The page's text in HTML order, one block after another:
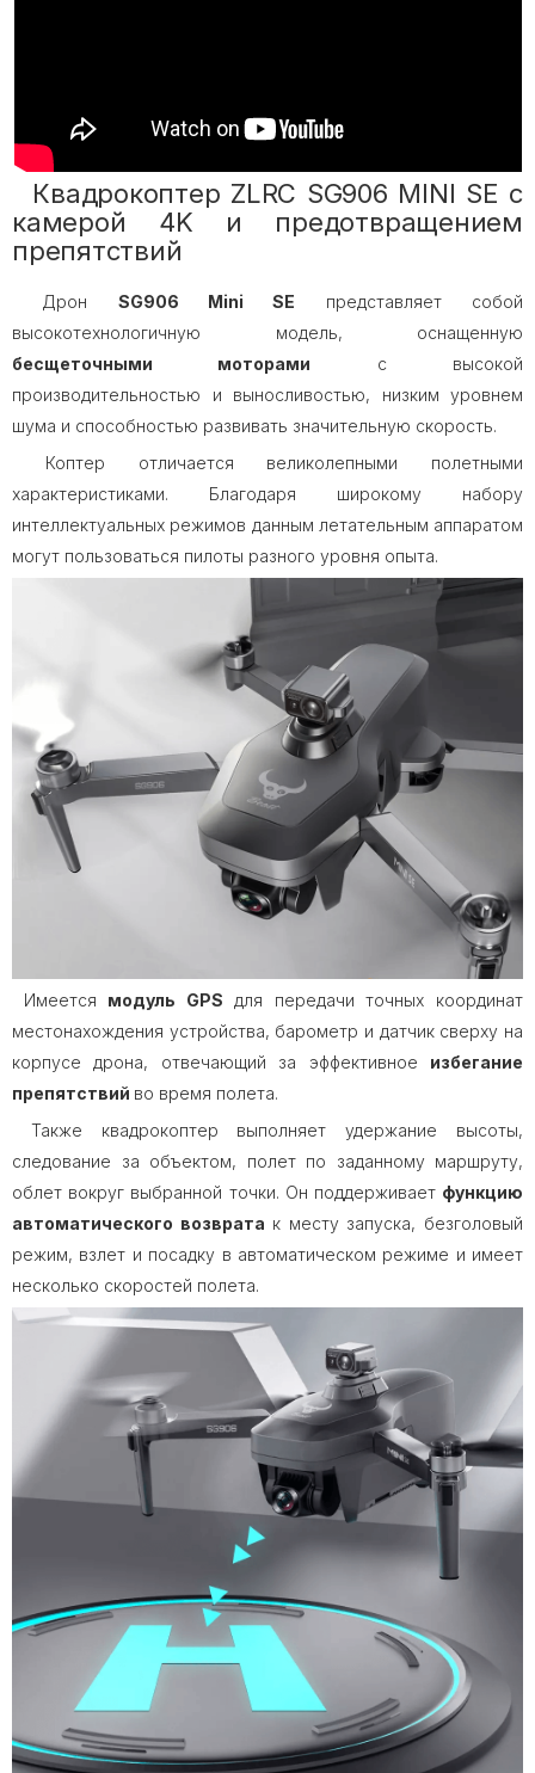
Квадрокоптер ZLRC SG906 MINI SE с
камерой 4K и предотвращением
препятствий
Дрон SG906 Mini SE представляет собой
высокотехнологичную модель, оснащенную
бесщеточными моторами с высокой
производительностью и выносливостью, низким уровнем
шума и способностью развивать значительную скорость.
Коптер отличается великолепными полетными
характеристиками. Благодаря широкому набору
интеллектуальных режимов данным летательным аппаратом
могут пользоваться пилоты разного уровня опыта.
Имеется модуль GPS для передачи точных координат
местонахождения устройства, барометр и датчик сверху на
корпусе дрона, отвечающий за эффективное избегание
препятствий во время полета.
Также квадрокоптер выполняет удержание высоты,
следование за объектом, полет по заданному маршруту,
облет вокруг выбранной точки. Он поддерживает функцию
автоматического возврата к месту запуска, безголовый
режим, взлет и посадку в автоматическом режиме и имеет
несколько скоростей полета.